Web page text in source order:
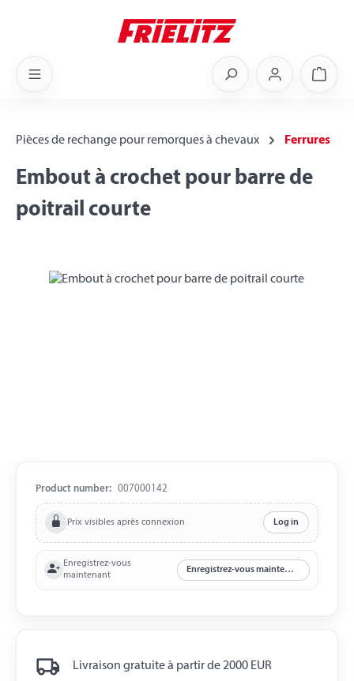
Pièces de rechange pour remorques à chevaux Ferrures
Embout à crochet pour barre de
poitrail courte
Skip image gallery
Product number: 007000142
Prix visibles après connexion Log in
Enregistrez-vous
maintenant
Enregistrez-vous maintenant
Livraison gratuite à partir de 2000 EUR